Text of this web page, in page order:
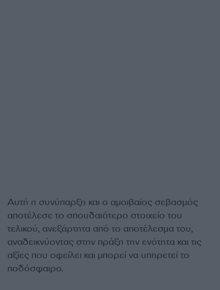
Αυτή η συνύπαρξη και ο αμοιβαίος σεβασμός
αποτέλεσε το σπουδαιότερο στοιχείο του
τελικού, ανεξάρτητα από το αποτέλεσμα του,
αναδεικνύοντας στην πράξη την ενότητα και τις
αξίες που οφείλει και μπορεί να υπηρετεί το
ποδόσφαιρο.